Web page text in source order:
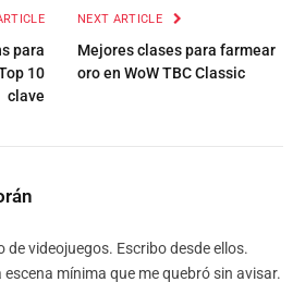
para
10
clave
NEXT ARTICLE
Mejores clases para farmear
oro en WoW TBC Classic
de videojuegos. Escribo desde ellos.
escena mínima que me quebró sin avisar.